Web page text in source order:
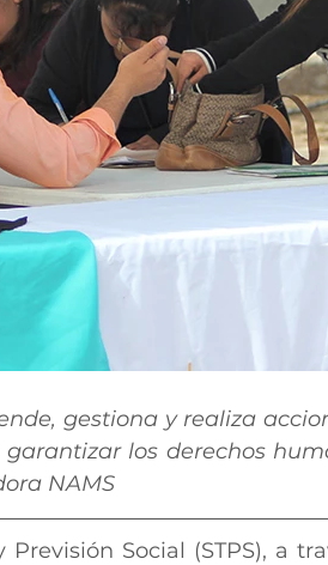
gestiona y realiza
los derechos
NAMS
Previsión Social (STPS), a